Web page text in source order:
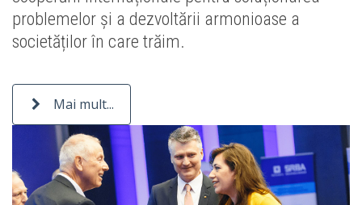
problemelor și a dezvoltării armonioase a
societăților în care trăim.
Mai mult...